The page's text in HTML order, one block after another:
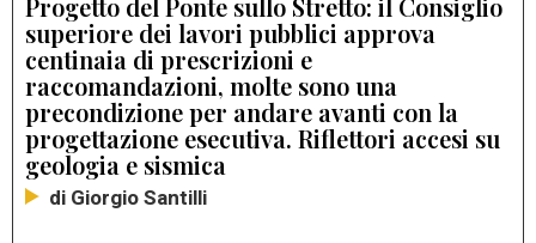
Progetto del Ponte sullo Stretto: il Consiglio
superiore dei lavori pubblici approva
centinaia di prescrizioni e
raccomandazioni, molte sono una
precondizione per andare avanti con la
progettazione esecutiva. Riflettori accesi su
geologia e sismica
di Giorgio Santilli